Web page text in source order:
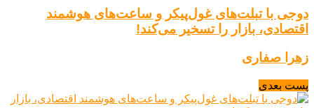
دوجی با تبلت‌های غول‌پیکر و ساعت‌های هوشمند
اقتصادی، بازار را تسخیر می‌کند!
زهرا صفاری
پست بعدی